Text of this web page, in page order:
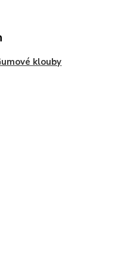
klouby